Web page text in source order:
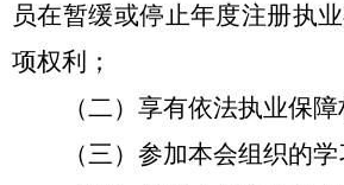
员在暂缓或停止年度注册执
项权利；
（二）享有依法执业保障
（三）参加本会组织的学